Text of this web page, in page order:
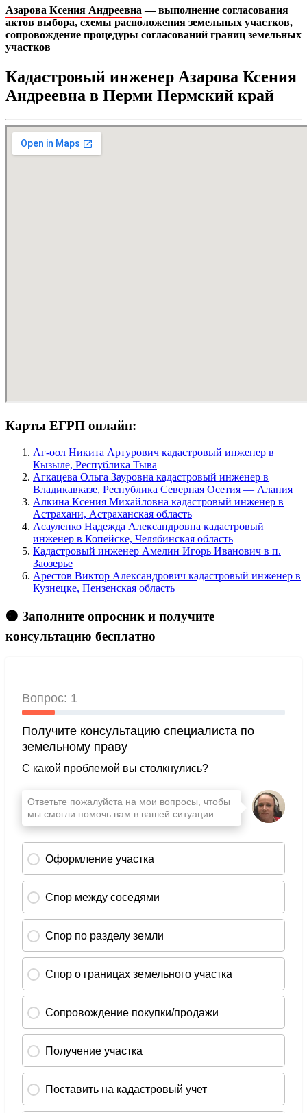
Азарова Ксения Андреевна — выполнение согласования
актов выбора, схемы расположения земельных участков,
сопровождение процедуры согласований границ земельных
участков
Кадастровый инженер Азарова Ксения
Андреевна в Перми Пермский край
Карты ЕГРП онлайн:
Аг-оол Никита Артурович кадастровый инженер в
Кызыле, Республика Тыва
Агкацева Ольга Зауровна кадастровый инженер в
Владикавказе, Республика Северная Осетия — Алания
Алкина Ксения Михайловна кадастровый инженер в
Астрахани, Астраханская область
Асауленко Надежда Александровна кадастровый
инженер в Копейске, Челябинская область
Кадастровый инженер Амелин Игорь Иванович в п.
Заозерье
Арестов Виктор Александрович кадастровый инженер в
Кузнецке, Пензенская область
🟠 Заполните опросник и получите
консультацию бесплатно